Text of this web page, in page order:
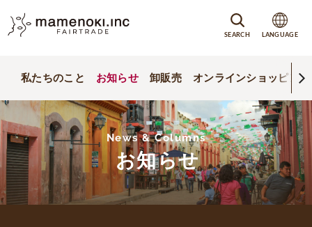
SEARCH LANGUAGE
私たちのこと お知らせ 卸販売 オンラインショッピング
News & Columns
お知らせ